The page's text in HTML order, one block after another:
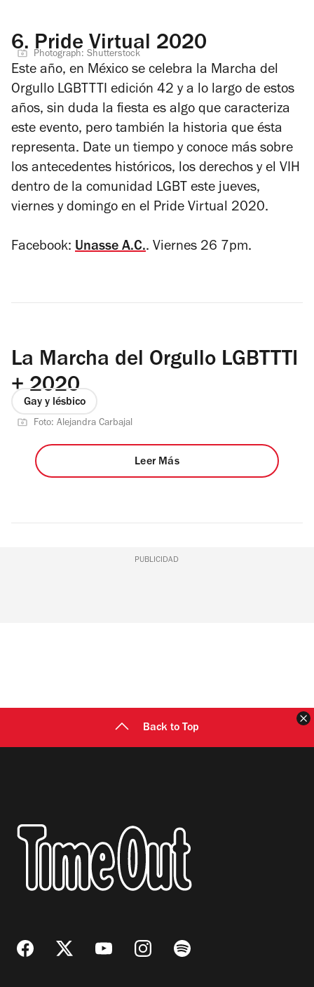
6. Pride Virtual 2020
Photograph: Shutterstock
Este año, en México se celebra la Marcha del
Orgullo LGBTTTI edición 42 y a lo largo de estos
años, sin duda la fiesta es algo que caracteriza
este evento, pero también la historia que ésta
representa. Date un tiempo y conoce más sobre
los antecedentes históricos, los derechos y el VIH
dentro de la comunidad LGBT este jueves,
viernes y domingo en el Pride Virtual 2020.
Facebook: Unasse A.C.. Viernes 26 7pm.
La Marcha del Orgullo LGBTTTI
+ 2020
Gay y lésbico
Foto: Alejandra Carbajal
Leer Más
PUBLICIDAD
Back to Top